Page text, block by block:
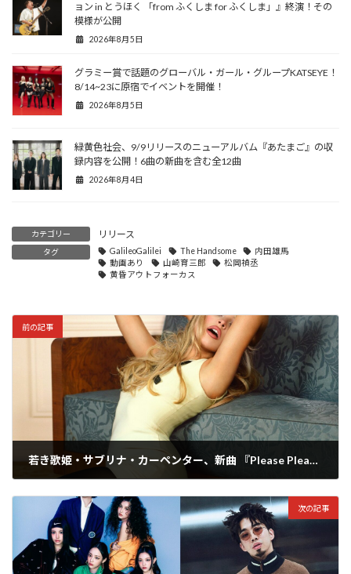
ョン in とうほく 「from ふくしま for ふくしま」』終演！その
模様が公開
2026年8月5日
グラミー賞で話題のグローバル・ガール・グループKATSEYE！
8/14~23に原宿でイベントを開催！
2026年8月5日
緑黄色社会、9/9リリースのニューアルバム『あたまご』の収
録内容を公開！6曲の新曲を含む全12曲
2026年8月4日
カテゴリー リリース
タグ GalileoGalilei The Handsome
内田雄馬
動画あり
山崎育三郎
松岡禎丞
黄昏アウトフォーカス
前の記事
若き歌姫・サブリナ・カーペンター、新曲 『Please Please Please』で自身初の全米1位を獲得！前作『Espresso』も同チャートで4位にランクイン
次の記事